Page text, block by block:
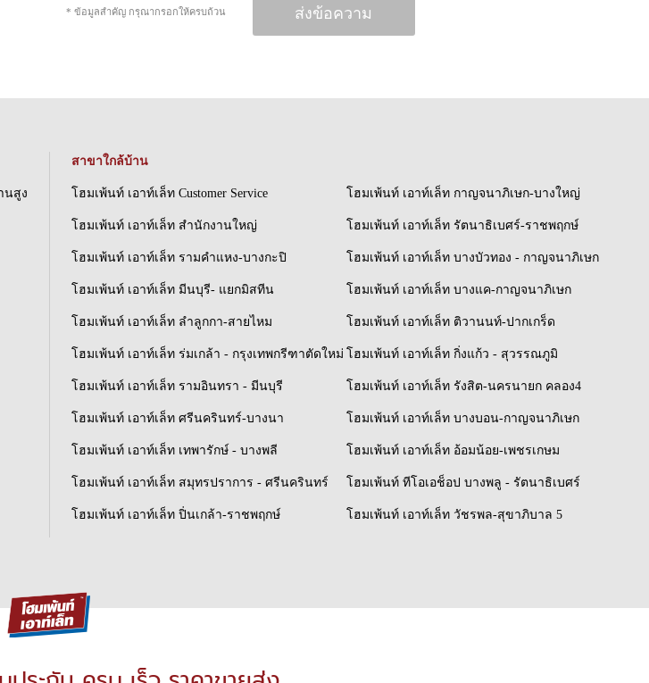
* ข้อมูลสำคัญ กรุณากรอกให้ครบถ้วน
นสูง
สาขาใกล้บ้าน
โฮมเพ้นท์ เอาท์เล็ท Customer Service
โฮมเพ้นท์ เอาท์เล็ท สำนักงานใหญ่
โฮมเพ้นท์ เอาท์เล็ท รามคำแหง-บางกะปิ
โฮมเพ้นท์ เอาท์เล็ท มีนบุรี- แยกมิสทีน
โฮมเพ้นท์ เอาท์เล็ท ลำลูกกา-สายไหม
โฮมเพ้นท์ เอาท์เล็ท ร่มเกล้า - กรุงเทพกรีฑาตัดใหม่
โฮมเพ้นท์ เอาท์เล็ท รามอินทรา - มีนบุรี
โฮมเพ้นท์ เอาท์เล็ท ศรีนครินทร์-บางนา
โฮมเพ้นท์ เอาท์เล็ท เทพารักษ์ - บางพลี
โฮมเพ้นท์ เอาท์เล็ท สมุทรปราการ - ศรีนครินทร์
โฮมเพ้นท์ เอาท์เล็ท ปิ่นเกล้า-ราชพฤกษ์
โฮมเพ้นท์ เอาท์เล็ท กาญจนาภิเษก-บางใหญ่
โฮมเพ้นท์ เอาท์เล็ท รัตนาธิเบศร์-ราชพฤกษ์
โฮมเพ้นท์ เอาท์เล็ท บางบัวทอง - กาญจนาภิเษก
โฮมเพ้นท์ เอาท์เล็ท บางแค-กาญจนาภิเษก
โฮมเพ้นท์ เอาท์เล็ท ติวานนท์-ปากเกร็ด
โฮมเพ้นท์ เอาท์เล็ท กิ่งแก้ว - สุวรรณภูมิ
โฮมเพ้นท์ เอาท์เล็ท รังสิต-นครนายก คลอง4
โฮมเพ้นท์ เอาท์เล็ท บางบอน-กาญจนาภิเษก
โฮมเพ้นท์ เอาท์เล็ท อ้อมน้อย-เพชรเกษม
โฮมเพ้นท์ ทีโอเอช็อป บางพลู - รัตนาธิเบศร์
โฮมเพ้นท์ เอาท์เล็ท วัชรพล-สุขาภิบาล 5